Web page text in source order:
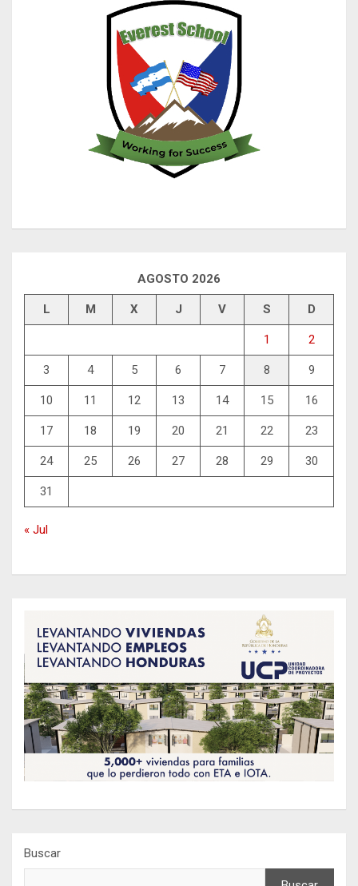
AGOSTO 2026
L M X J V S D
1 2
3 4 5 6 7 8 9
10 11 12 13 14 15 16
17 18 19 20 21 22 23
24 25 26 27 28 29 30
31
« Jul
Buscar